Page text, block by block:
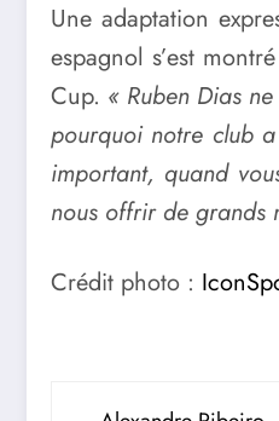
Une adaptation
espagnol s’est
Cup. « Ruben Dias
pourquoi notre club
important, quand
nous offrir de grands
Crédit photo :